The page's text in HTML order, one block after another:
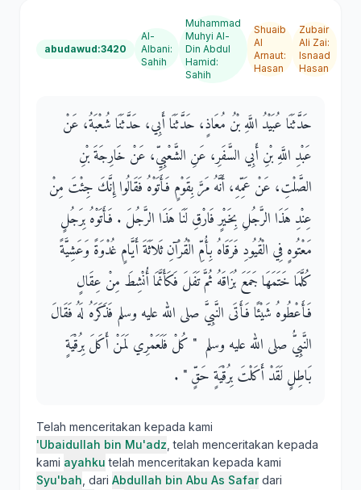
abudawud:3420
Al-
Albani:
Sahih
Muhammad
Muhyi Al-
Din Abdul
Hamid:
Sahih
Shuaib
Al
Arnaut:
Hasan
Zubair
Ali Zai:
Isnaad
Hasan
حَدَّثَنَا عُبَيْدُ اللَّهِ بْنُ مُعَاذٍ، حَدَّثَنَا أَبِي، حَدَّثَنَا شُعْبَةُ، عَنْ
عَبْدِ اللَّهِ بْنِ أَبِي السَّفَرِ، عَنِ الشَّعْبِيِّ، عَنْ خَارِجَةَ بْنِ
الصَّلْتِ، عَنْ عَمِّهِ، أَنَّهُ مَرَّ بِقَوْمٍ فَأَتَوْهُ فَقَالُوا إِنَّكَ جِئْتَ مِنْ
عِنْدِ هَذَا الرَّجُلِ بِخَيْرٍ فَارْقِ لَنَا هَذَا الرَّجُلَ ‏.‏ فَأَتَوْهُ بِرَجُلٍ
مَعْتُوهٍ فِي الْقُيُودِ فَرَقَاهُ بِأُمِّ الْقُرْآنِ ثَلاَثَةَ أَيَّامٍ غُدْوَةً وَعَشِيَّةً
كُلَّمَا خَتَمَهَا جَمَعَ بُزَاقَهُ ثُمَّ تَفَلَ فَكَأَنَّمَا أُنْشِطَ مِنْ عِقَالٍ
فَأَعْطُوهُ شَيْئًا فَأَتَى النَّبِيَّ صلى الله عليه وسلم فَذَكَرَهُ لَهُ فَقَالَ
النَّبِيُّ صلى الله عليه وسلم ‏ "‏ كُلْ فَلَعَمْرِي لَمَنْ أَكَلَ بِرُقْيَةٍ
بَاطِلٍ لَقَدْ أَكَلْتَ بِرُقْيَةٍ حَقٍّ ‏"‏ ‏.‏
Telah menceritakan kepada kami
'Ubaidullah bin Mu'adz , telah menceritakan kepada
kami ayahku telah menceritakan kepada kami
Syu'bah , dari Abdullah bin Abu As Safardari